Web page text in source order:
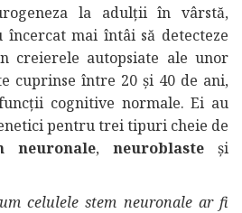
la adulții în vârstă,
mai întâi să detecteze
creierele autopsiate ale unor
cuprinse între 20 și 40 de ani,
cognitive normale. Ei au
pentru trei tipuri cheie de
neuronale, neuroblaste și
celulele stem neuronale ar fi